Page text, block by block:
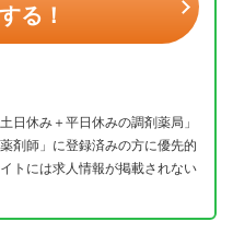
る！
日休み＋平日休みの調剤薬局」
剤師」に登録済みの方に優先的
トには求人情報が掲載されない